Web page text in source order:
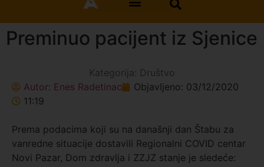
Preminuo pacijent iz Sjenice
Kategorija: Društvo
Autor: Enes Radetinac Objavljeno: 03/12/2020
11:19
Prema podacima koji su na današnji dan Štabu za
vanredne situacije dostavili Regionalni COVID centar
Novi Pazar, Dom zdravlja i ZZJZ stanje je sledeće: